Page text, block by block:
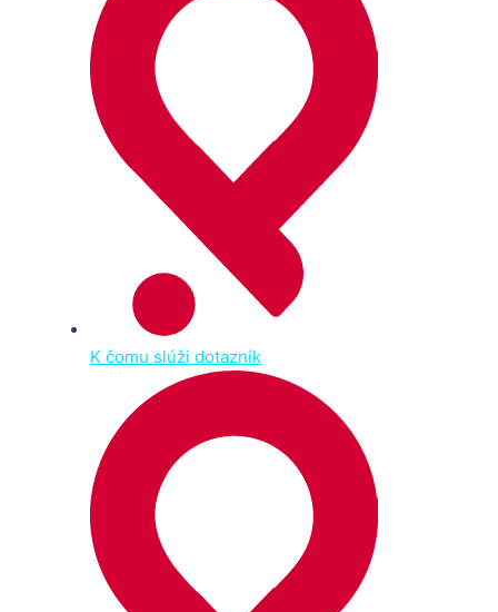
K čomu slúži dotazník